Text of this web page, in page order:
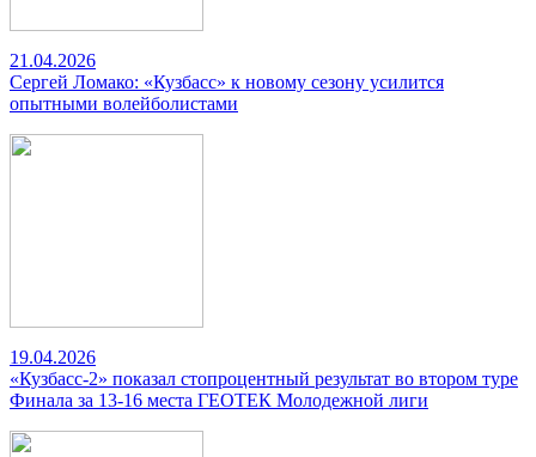
21.04.2026
Сергей Ломако: «Кузбасс» к новому сезону усилится
опытными волейболистами
19.04.2026
«Кузбасс-2» показал стопроцентный результат во втором туре
Финала за 13-16 места ГЕОТЕК Молодежной лиги